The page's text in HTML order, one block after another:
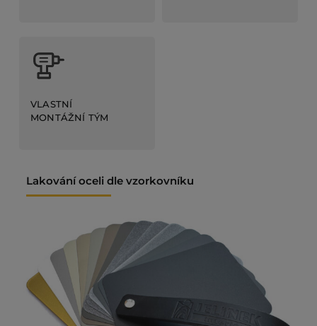
VLASTNÍ
MONTÁŽNÍ TÝM
Lakování oceli dle vzorkovníku